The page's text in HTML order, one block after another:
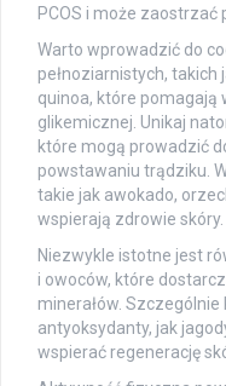
PCOS i może zaostrzać
Warto wprowadzić do
pełnoziarnistych, takich
quinoa, które
glikemicznej. Unikaj
które mogą prowadzić
powstawaniu trądziku.
takie jak awokado,
wspierają zdrowie skóry.
Niezwykle istotne jest
i owoców, które
minerałów.
antyoksydanty, jak
wspierać regenerację